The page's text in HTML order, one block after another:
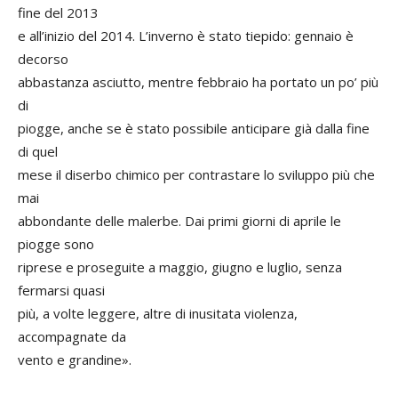
fine del 2013
e all’inizio del 2014. L’inverno è stato tiepido: gennaio è
decorso
abbastanza asciutto, mentre febbraio ha portato un po’ più
di
piogge, anche se è stato possibile anticipare già dalla fine
di quel
mese il diserbo chimico per contrastare lo sviluppo più che
mai
abbondante delle malerbe. Dai primi giorni di aprile le
piogge sono
riprese e proseguite a maggio, giugno e luglio, senza
fermarsi quasi
più, a volte leggere, altre di inusitata violenza,
accompagnate da
vento e grandine».